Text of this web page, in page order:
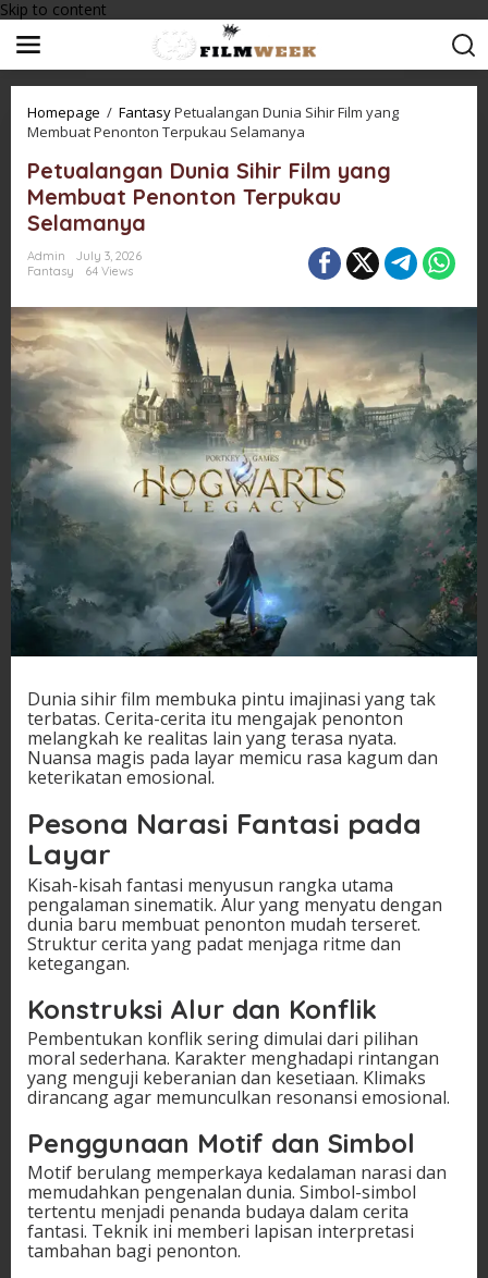
Skip to content
Homepage / FantasyPetualangan Dunia Sihir Film yang
Membuat Penonton Terpukau Selamanya
Petualangan Dunia Sihir Film yang
Membuat Penonton Terpukau
Selamanya
Admin
July 3, 2026
Fantasy
64 Views
Dunia sihir film membuka pintu imajinasi yang tak
terbatas. Cerita-cerita itu mengajak penonton
melangkah ke realitas lain yang terasa nyata.
Nuansa magis pada layar memicu rasa kagum dan
keterikatan emosional.
Pesona Narasi Fantasi pada
Layar
Kisah-kisah fantasi menyusun rangka utama
pengalaman sinematik. Alur yang menyatu dengan
dunia baru membuat penonton mudah terseret.
Struktur cerita yang padat menjaga ritme dan
ketegangan.
Konstruksi Alur dan Konflik
Pembentukan konflik sering dimulai dari pilihan
moral sederhana. Karakter menghadapi rintangan
yang menguji keberanian dan kesetiaan. Klimaks
dirancang agar memunculkan resonansi emosional.
Penggunaan Motif dan Simbol
Motif berulang memperkaya kedalaman narasi dan
memudahkan pengenalan dunia. Simbol-simbol
tertentu menjadi penanda budaya dalam cerita
fantasi. Teknik ini memberi lapisan interpretasi
tambahan bagi penonton.